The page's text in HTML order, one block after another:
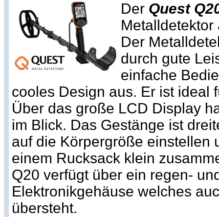
Der Quest
Metalldetektor
Der
durch gute
einfache
cooles Design aus. Er ist ideal
Über das große LCD Display
im Blick. Das Gestänge ist
auf die Körpergröße einstellen
einem Rucksack klein
Q20 verfügt über ein regen-
Elektronikgehäuse welches
übersteht.